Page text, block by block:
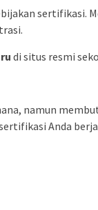
sertifikasi.
di situs resmi
namun
Anda